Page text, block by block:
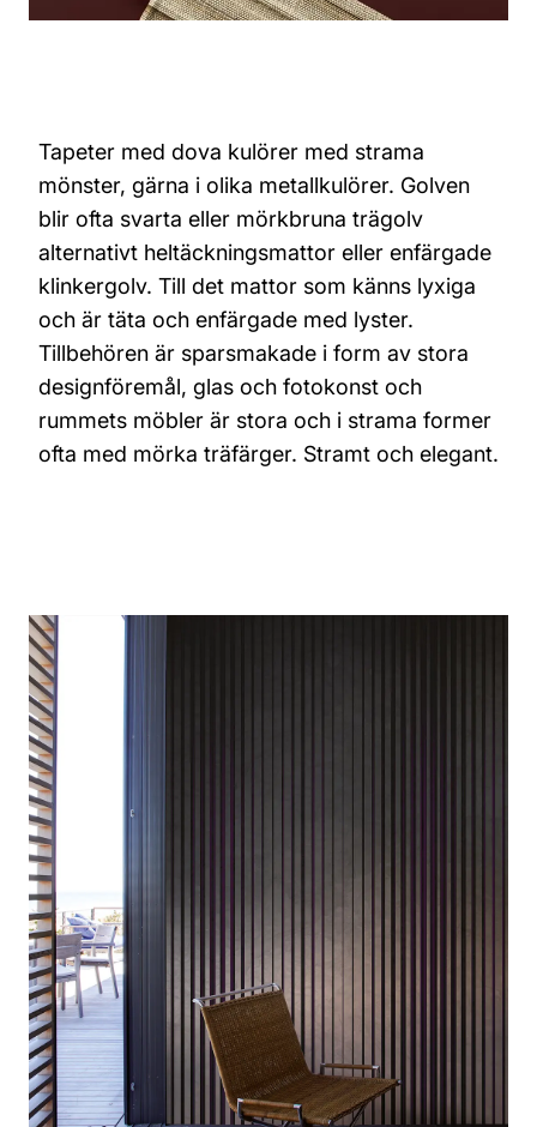
Tapeter med dova kulörer med strama
mönster, gärna i olika metallkulörer. Golven
blir ofta svarta eller mörkbruna trägolv
alternativt heltäckningsmattor eller enfärgade
klinkergolv. Till det mattor som känns lyxiga
och är täta och enfärgade med lyster.
Tillbehören är sparsmakade i form av stora
designföremål, glas och fotokonst och
rummets möbler är stora och i strama former
ofta med mörka träfärger. Stramt och elegant.